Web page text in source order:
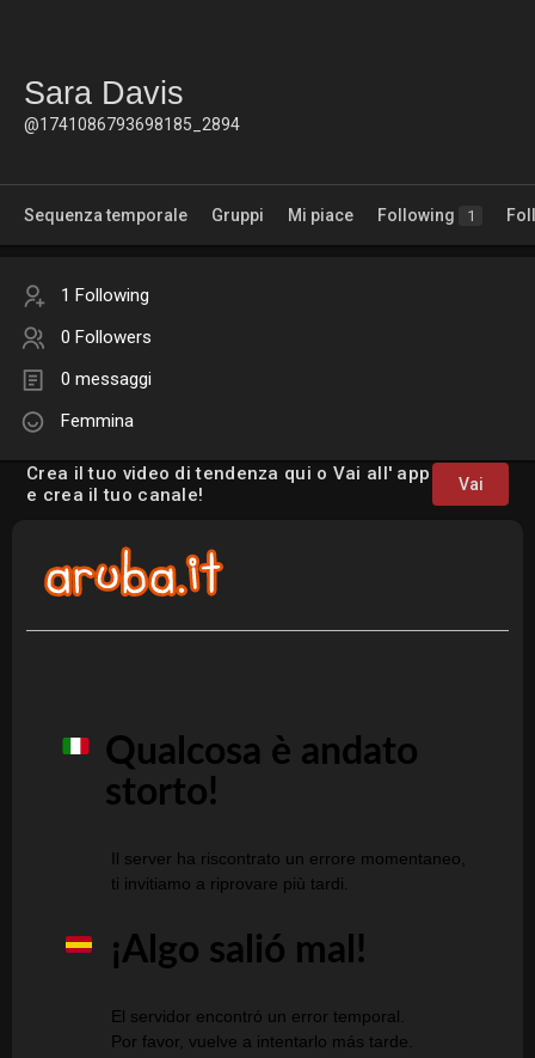
Sara Davis
@1741086793698185_2894
Sequenza temporale Gruppi Mi piace Following 1
1 Following
0 Followers
0 messaggi
Femmina
Crea il tuo video di tendenza qui o Vai all' app
e crea il tuo canale!
Vai